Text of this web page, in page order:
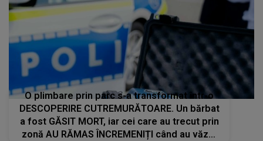
O plimbare prin parc s-a transformat într-o
DESCOPERIRE CUTREMURĂTOARE. Un bărbat
a fost GĂSIT MORT, iar cei care au trecut prin
zonă AU RĂMAS ÎNCREMENIȚI când au văzut